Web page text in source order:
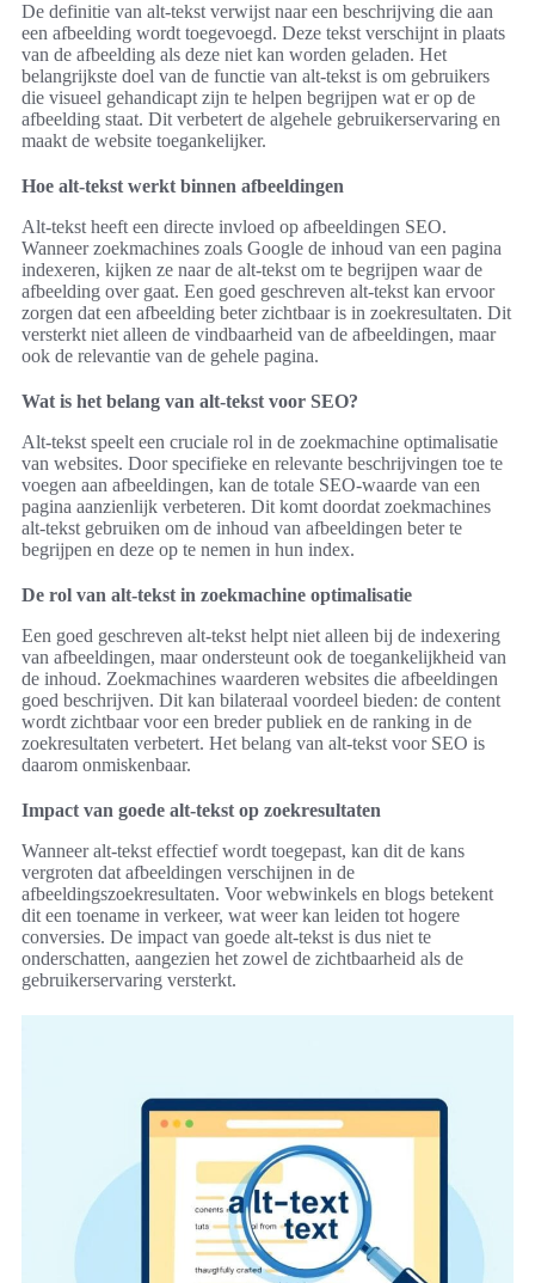
De definitie van alt-tekst verwijst naar een beschrijving die aan
een afbeelding wordt toegevoegd. Deze tekst verschijnt in plaats
van de afbeelding als deze niet kan worden geladen. Het
belangrijkste doel van de functie van alt-tekst is om gebruikers
die visueel gehandicapt zijn te helpen begrijpen wat er op de
afbeelding staat. Dit verbetert de algehele gebruikerservaring en
maakt de website toegankelijker.
Hoe alt-tekst werkt binnen afbeeldingen
Alt-tekst heeft een directe invloed op afbeeldingen SEO.
Wanneer zoekmachines zoals Google de inhoud van een pagina
indexeren, kijken ze naar de alt-tekst om te begrijpen waar de
afbeelding over gaat. Een goed geschreven alt-tekst kan ervoor
zorgen dat een afbeelding beter zichtbaar is in zoekresultaten. Dit
versterkt niet alleen de vindbaarheid van de afbeeldingen, maar
ook de relevantie van de gehele pagina.
Wat is het belang van alt-tekst voor SEO?
Alt-tekst speelt een cruciale rol in de zoekmachine optimalisatie
van websites. Door specifieke en relevante beschrijvingen toe te
voegen aan afbeeldingen, kan de totale SEO-waarde van een
pagina aanzienlijk verbeteren. Dit komt doordat zoekmachines
alt-tekst gebruiken om de inhoud van afbeeldingen beter te
begrijpen en deze op te nemen in hun index.
De rol van alt-tekst in zoekmachine optimalisatie
Een goed geschreven alt-tekst helpt niet alleen bij de indexering
van afbeeldingen, maar ondersteunt ook de toegankelijkheid van
de inhoud. Zoekmachines waarderen websites die afbeeldingen
goed beschrijven. Dit kan bilateraal voordeel bieden: de content
wordt zichtbaar voor een breder publiek en de ranking in de
zoekresultaten verbetert. Het belang van alt-tekst voor SEO is
daarom onmiskenbaar.
Impact van goede alt-tekst op zoekresultaten
Wanneer alt-tekst effectief wordt toegepast, kan dit de kans
vergroten dat afbeeldingen verschijnen in de
afbeeldingszoekresultaten. Voor webwinkels en blogs betekent
dit een toename in verkeer, wat weer kan leiden tot hogere
conversies. De impact van goede alt-tekst is dus niet te
onderschatten, aangezien het zowel de zichtbaarheid als de
gebruikerservaring versterkt.